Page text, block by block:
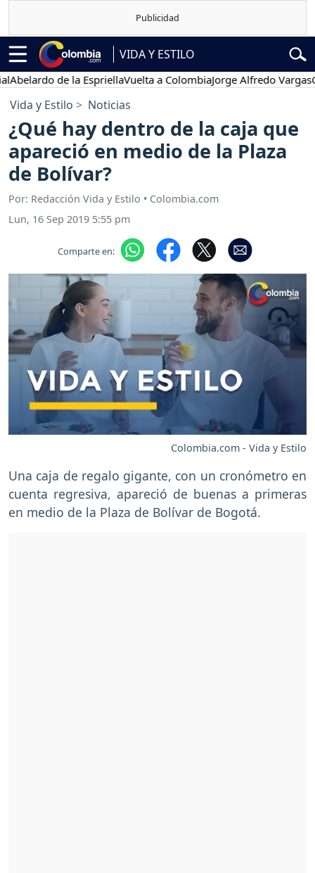
VIDA Y ESTILO
de la EspriellaVuelta a ColombiaJorge Alfredo Vargas
Vida y Estilo Noticias
¿Qué hay dentro de la caja que
apareció en medio de la Plaza
de Bolívar?
Por: Redacción Vida y Estilo • Colombia.com
Lun, 16 Sep 2019 5:55 pm
Comparte en:
Colombia.com - Vida y Estilo
Una caja de regalo gigante, con un cronómetro en
cuenta regresiva, apareció de buenas a primeras
en medio de la Plaza de Bolívar de Bogotá.